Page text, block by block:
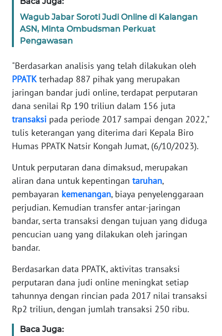
Wagub Jabar Soroti Judi Online di Kalangan
ASN, Minta Ombudsman Perkuat
Pengawasan
"Berdasarkan analisis yang telah dilakukan oleh
PPATKterhadap 887 pihak yang merupakan
jaringan bandar judi online, terdapat perputaran
dana senilai Rp 190 triliun dalam 156 juta
transaksi pada periode 2017 sampai dengan 2022,"
tulis keterangan yang diterima dari Kepala Biro
Humas PPATK Natsir Kongah Jumat, (6/10/2023).
Untuk perputaran dana dimaksud, merupakan
aliran dana untuk kepentingan taruhan,
pembayaran kemenangan, biaya penyelenggaraan
perjudian. Kemudian transfer antar-jaringan
bandar, serta transaksi dengan tujuan yang diduga
pencucian uang yang dilakukan oleh jaringan
bandar.
Berdasarkan data PPATK, aktivitas transaksi
perputaran dana judi online meningkat setiap
tahunnya dengan rincian pada 2017 nilai transaksi
Rp2 triliun, dengan jumlah transaksi 250 ribu.
Baca Juga:
INFO
IKLAN
TENTANG
PEDOMAN
SIBER
REDAKSI
KARIR
DISCLAIMER
Wahana
News
Regional
WN
WN
JAKARTA
JABAR